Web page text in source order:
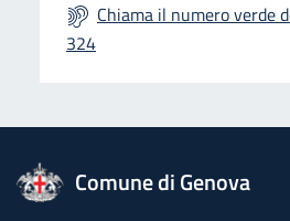
Chiama il numero verde
324
logo Unione Europea
Comune di Genova